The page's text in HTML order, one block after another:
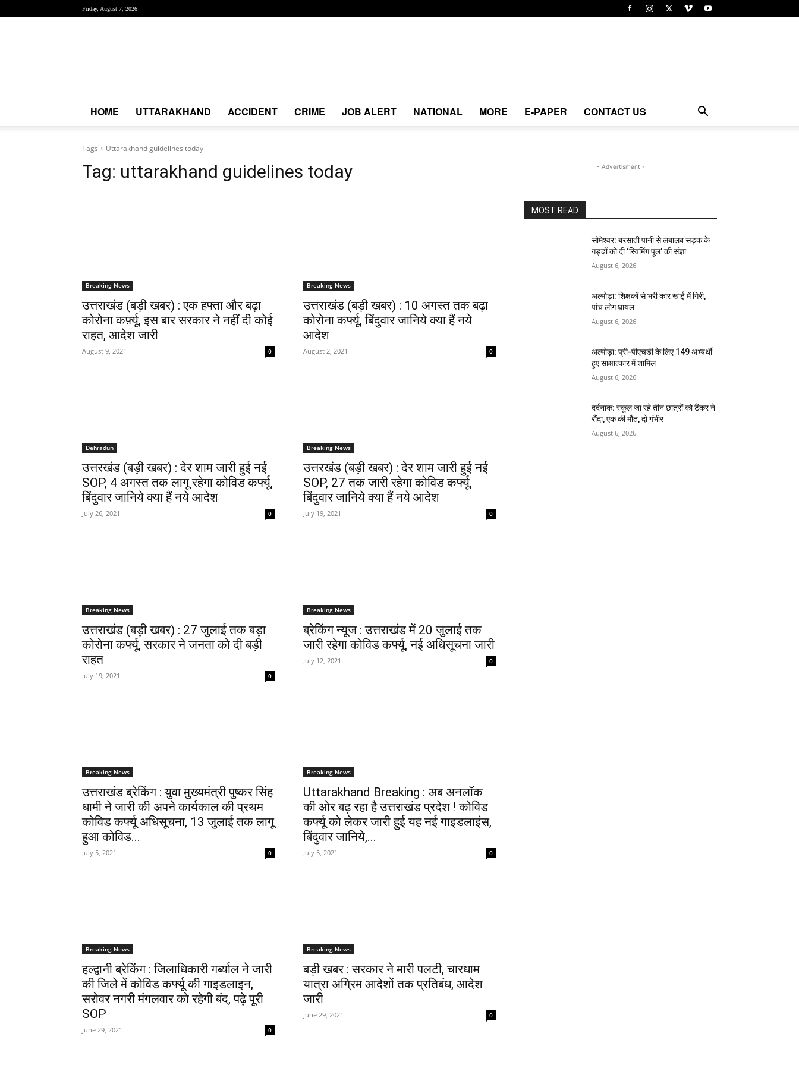
Friday, August 7, 2026
HOME UTTARAKHAND ACCIDENT CRIME JOB ALERT NATIONAL MORE E-PAPER CONTACT US
Tags Uttarakhand guidelines today
Tag: uttarakhand guidelines today
Breaking News
उत्तराखंड (बड़ी खबर) : एक हफ्ता और बढ़ा
कोरोना कर्फ़्यू, इस बार सरकार ने नहीं दी कोई
राहत, आदेश जारी
August 9, 2021 0
Breaking News
उत्तराखंड (बड़ी खबर) : 10 अगस्त तक बढ़ा
कोरोना कर्फ्यू, बिंदुवार जानिये क्या हैं नये
आदेश
August 2, 2021 0
Dehradun
​उत्तरखंड (बड़ी खबर) : देर शाम जारी हुई नई
SOP, 4 अगस्त तक लागू रहेगा कोविड कर्फ्यू,
बिंदुवार जानिये क्या हैं नये आदेश
July 26, 2021 0
Breaking News
​उत्तरखंड (बड़ी खबर) : देर शाम जारी हुई नई
SOP, 27 तक जारी रहेगा कोविड कर्फ्यू,
बिंदुवार जानिये क्या हैं नये आदेश
July 19, 2021 0
Breaking News
उत्तराखंड (बड़ी खबर) : 27 जुलाई तक बड़ा
कोरोना कर्फ्यू, सरकार ने जनता को दी बड़ी
राहत
July 19, 2021 0
Breaking News
ब्रेकिंग न्यूज : उत्तराखंड में 20 जुलाई तक
जारी रहेगा कोविड कर्फ्यू, नई अधिसूचना जारी
July 12, 2021 0
Breaking News
उत्तराखंड ब्रेकिंग : युवा मुख्यमंत्री पुष्कर सिंह
धामी ने जारी की अपने कार्यकाल की प्रथम
कोविड कर्फ्यू अधिसूचना, 13 जुलाई तक लागू
हुआ कोविड...
July 5, 2021 0
Breaking News
Uttarakhand Breaking : अब अनलॉक
की ओर बढ़ रहा है उत्तराखंड प्रदेश ! कोविड
कर्फ्यू को लेकर जारी हुई यह नई गाइडलाइंस,
बिंदुवार जानिये,...
July 5, 2021 0
Breaking News
हल्द्वानी ब्रेकिंग : जिलाधिकारी गर्ब्याल ने जारी
की जिले में कोविड कर्फ्यू की गाइडलाइन,
सरोवर नगरी मंगलवार को रहेगी बंद, पढ़े पूरी
SOP
June 29, 2021 0
Breaking News
बड़ी खबर : सरकार ने मारी पलटी, चारधाम
यात्रा अग्रिम आदेशों तक प्रतिबंध, आदेश
जारी
June 29, 2021 0
- Advertisment -
MOST READ
सोमेश्वर: बरसाती पानी से लबालब सड़क के
गड्ढों को दी ‘स्विमिंग पूल’ की संज्ञा
August 6, 2026
अल्मोड़ा: शिक्षकों से भरी कार खाई में गिरी,
पांच लोग घायल
August 6, 2026
अल्मोड़ा: प्री-पीएचडी के लिए 149 अभ्यर्थी
हुए साक्षात्कार में शामिल
August 6, 2026
दर्दनाक: स्कूल जा रहे तीन छात्रों को टैंकर ने
रौंदा, एक की मौत, दो गंभीर
August 6, 2026